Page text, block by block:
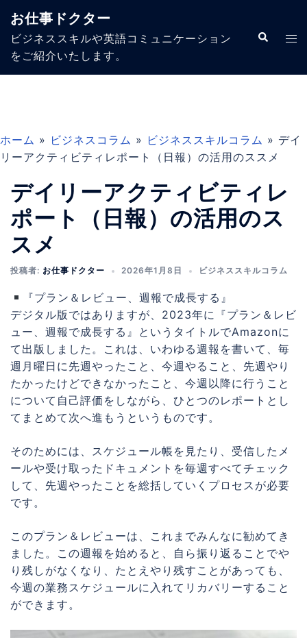
ツ
ッ
プ
お仕事ドクター
ビジネススキルや英語コミュニケーション
をご紹介いたします。
検
索
ト
ー
ホーム » ビジネスコラム » ビジネススキルコラム » デイ
リーアクティビティレポート（日報）の活用のススメ
デイリーアクティビティレ
ポート（日報）の活用のス
スメ
投稿者: お仕事ドクター 2026年1月8日 ビジネススキルコラム
『プラン＆レビュー、週報で成長する』
デジタル版ではありますが、2023年に『プラン＆レビ
ュー、週報で成長する』というタイトルでAmazonに
て出版しました。これは、いわゆる週報を書いて、毎
週月曜日に先週やったこと、今週やること、先週やり
たかったけどできなかったこと、今週以降に行うこと
について自己評価をしながら、ひとつのレポートとし
てまとめて次へ進もうというものです。
そのためには、スケジュール帳を見たり、受信したメ
ールや受け取ったドキュメントを毎週すべてチェック
して、先週やったことを総括していくプロセスが必要
です。
このプラン＆レビューは、これまでみんなに勧めてき
ました。この週報を始めると、自ら振り返ることでや
り残しがなくなり、たとえやり残すことがあっても、
今週の業務スケジュールに入れてリカバリーすること
ができます。